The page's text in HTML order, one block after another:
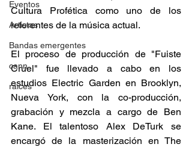
Eventos
Artistas
Bandas emergentes
cann
raices
Cultura Profética como uno de los
referentes de la música actual.
El proceso de producción de "Fuiste
Cruel" fue llevado a cabo en los
estudios Electric Garden en Brooklyn,
Nueva York, con la co-producción,
grabación y mezcla a cargo de Ben
Kane. El talentoso Alex DeTurk se
encargó de la masterización en The